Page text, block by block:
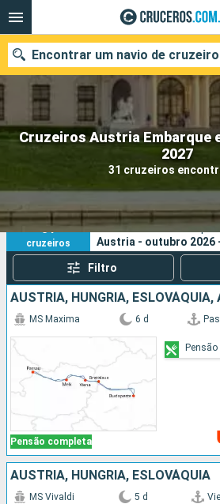
Cruzeiros Austria Embarque
2027
31 cruzeiros
Encontrar um navio de cruzeiro
Quando ir?
Data de partida
Cidades
31
cruzeiros
Os seus critérios de
Austria - outubro 2026
Filtro
Pensão completa
MS Maxima 6 d
AUSTRIA, HUNGRIA, ESLOVÁQUIA
MS Vivaldi 5 d